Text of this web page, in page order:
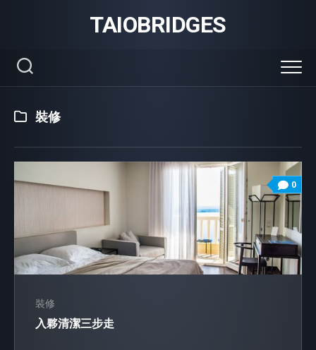
TAIOBRIDGES
裝修
0
裝修
入夥清潔三步走